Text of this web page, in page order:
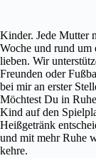
Kinder. Jede Mutter
Woche und rund
lieben. Wir
Freunden oder
bei mir an erster
Möchtest Du in
Kind auf den
Heißgetränk
und mit mehr Ruhe
kehre.